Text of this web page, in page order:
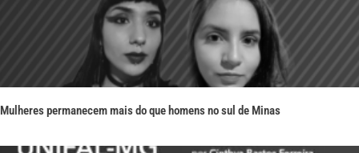
Mulheres permanecem mais do que homens no sul de Minas